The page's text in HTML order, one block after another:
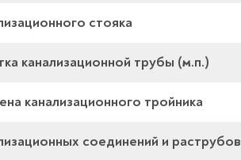
стояка
канализационной трубы (м.п.)
канализационного тройника
соединений и раструбов